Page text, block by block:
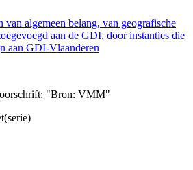
van algemeen belang, van geografische
aan de GDI, door instanties die
aan GDI-Vlaanderen
"Bron: VMM"